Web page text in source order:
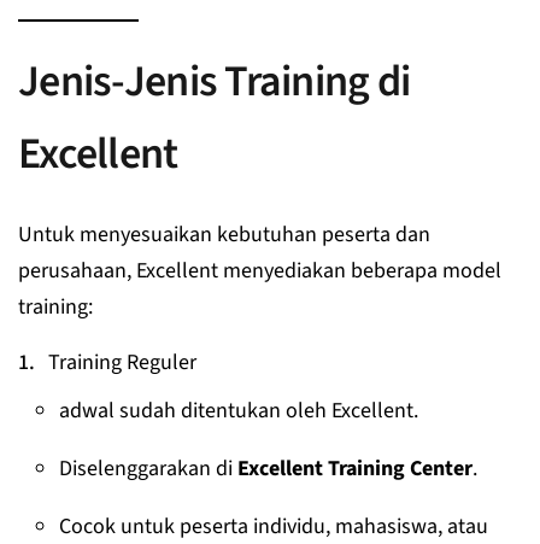
Jenis-Jenis Training di
Excellent
Untuk menyesuaikan kebutuhan peserta dan
perusahaan, Excellent menyediakan beberapa model
training:
Training Reguler
adwal sudah ditentukan oleh Excellent.
Diselenggarakan di Excellent Training Center.
Cocok untuk peserta individu, mahasiswa, atau